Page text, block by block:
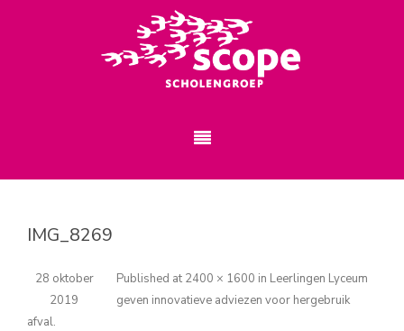
IMG_8269
Published
28 oktober
2019
at 2400 × 1600 in Leerlingen Lyceum
geven innovatieve adviezen voor hergebruik
afval.